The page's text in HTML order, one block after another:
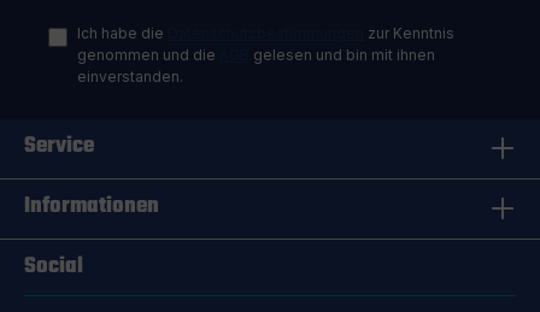
Ich habe die
zur Kenntnis
genommen und die
gelesen und bin mit ihnen
einverstanden.
Service
Informationen
Social